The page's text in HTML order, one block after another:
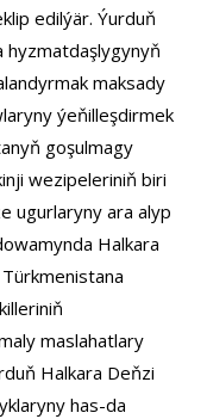
edilýär. Ýurduň
hyzmatdaşlygynyň
maksady
ýeňilleşdirmek
goşulmagy
wezipeleriniň biri
ugurlaryny ara alyp
Halkara
maslahatlary
Halkara Deňzi
has-da